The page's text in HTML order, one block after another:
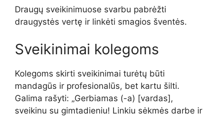
Draugų sveikinimuose svarbu pabrėžti
draugystės vertę ir linkėti smagios šventės.
Sveikinimai kolegoms
Kolegoms skirti sveikinimai turėtų būti
mandagūs ir profesionalūs, bet kartu šilti.
Galima rašyti: „Gerbiamas (-a) [vardas],
sveikinu su gimtadieniu! Linkiu sėkmės darbe ir